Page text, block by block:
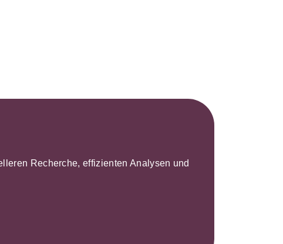
Recherche, effizienten Analysen und